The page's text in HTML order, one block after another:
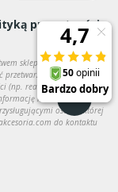
prywatności
sklepu internetowego
w celach oraz
(np. realizacja umowy,
na temat
osobie, której
do kontaktu